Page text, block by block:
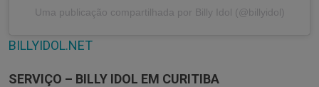
Uma publicação compartilhada por Billy Idol (@billyidol)
BILLYIDOL.NET
SERVIÇO – BILLY IDOL EM CURITIBA